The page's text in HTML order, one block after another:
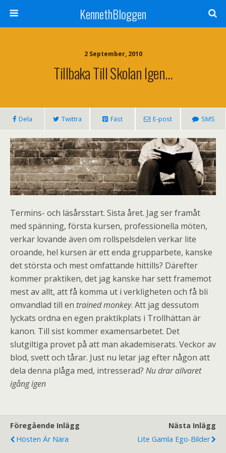
KennethBloggen
2 September, 2010
Tillbaka Till Skolan Igen…
Dela Twittra Fäst E-post SMS
Termins- och läsårsstart. Sista året. Jag ser framåt
med spänning, första kursen, professionella möten,
verkar lovande även om rollspelsdelen verkar lite
oroande, hel kursen är ett enda grupparbete, kanske
det största och mest omfattande hittills? Därefter
kommer praktiken, det jag kanske har sett framemot
mest av allt, att få komma ut i verkligheten och få bli
omvandlad till en trained monkey. Att jag dessutom
lyckats ordna en egen praktikplats i Trollhättan är
kanon. Till sist kommer examensarbetet. Det
slutgiltiga provet på att man akademiserats. Veckor av
blod, svett och tårar. Just nu letar jag efter någon att
dela denna plåga med, intresserad? Nu drar allvaret
igång igen
Föregående Inlägg
Hösten Är Nära
Nästa Inlägg
Lite Gamla Ego-Bilder